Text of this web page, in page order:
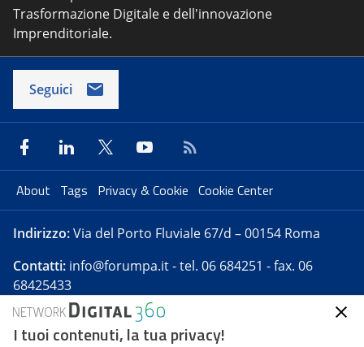
Trasformazione Digitale e dell'innovazione
Imprenditoriale.
Seguici
About Tags Privacy & Cookie Cookie Center
Indirizzo:Via del Porto Fluviale 67/d – 00154 Roma
Contatti: info@forumpa.it- tel. 06 684251 - fax. 06
68425433
Forumpa.itè una pubblicazione telematica iscritta
I tuoi contenuti, la tua privacy!